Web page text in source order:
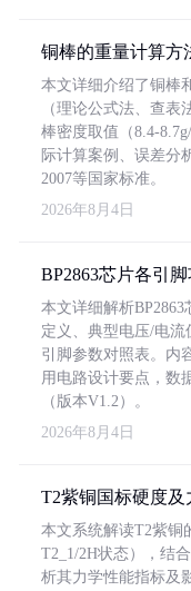
铜棒的重量计算方
本文详细介绍了铜棒
（理论公式法、查
棒密度取值（8.4-
际计算案例、误差分
2007等国家标准。
2026年8月4日
BP2863芯片各引
本文详细解析
定义、典型电压/电
引脚参数对照表。内
用电路设计要点，数
（版本V1.2）。
2026年8月4日
T2紫铜国标硬度
本文系统解读T2紫铜
T2_1/2H状态），结
析其力学性能指标及